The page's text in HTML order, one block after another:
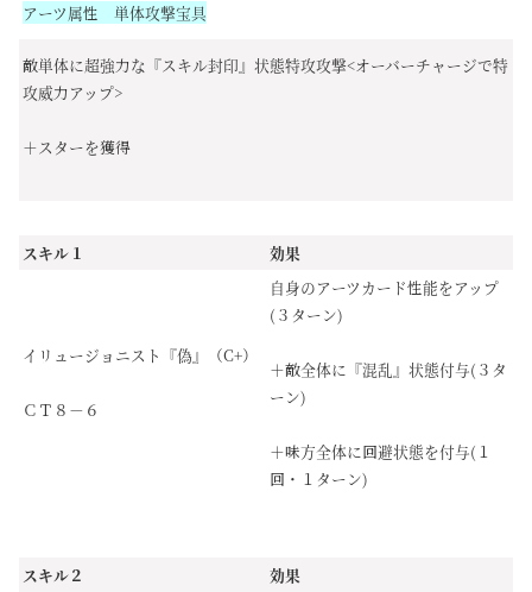
アーツ属性 単体攻撃宝具
敵単体に超強力な『スキル封印』状態特攻攻撃<オーバーチャージで特
攻威力アップ>
＋スターを獲得
スキル１ 効果
イリュージョニスト『偽』（C+）
ＣＴ８－６
自身のアーツカード性能をアップ
(３ターン)
＋敵全体に『混乱』状態付与(３タ
ーン)
＋味方全体に回避状態を付与(１
回・１ターン)
スキル２ 効果